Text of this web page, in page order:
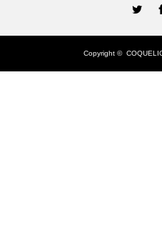
Copyright ©